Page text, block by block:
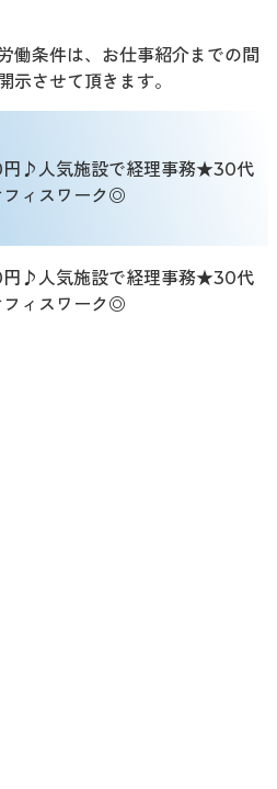
働条件は、お仕事紹介までの間
示させて頂きます。
円♪人気施設で経理事務★30代
ィスワーク◎
円♪人気施設で経理事務★30代
ィスワーク◎